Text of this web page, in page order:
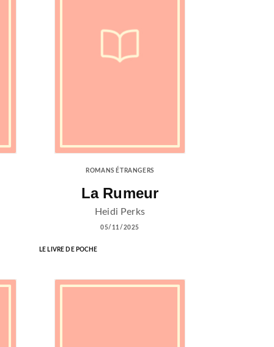
ROMANS ÉTRANGERS
La Rumeur
Heidi Perks
05/11/2025
LE LIVRE DE POCHE